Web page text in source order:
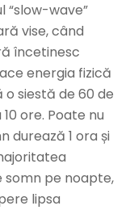
“slow-wave”
vise, când
încetinesc
energia fizică
siestă de 60 de
ore. Poate nu
durează 1 ora și
somn pe noapte,
lipsa